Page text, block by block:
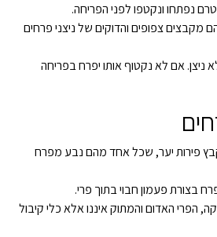
נפתחו ונקטפו לפני הפריחה.
מקבצים צפופים והדוקים של ניצני פרחים
ניצן. אם לא נקטוף אותו יפרח בפריחה
פירות יער, שכל אחד מהם נבע מפרח
בצורת פעמון חבוי בתוך פרי.
הפרי האדום והמתוק איננו אלא כלי קיבול